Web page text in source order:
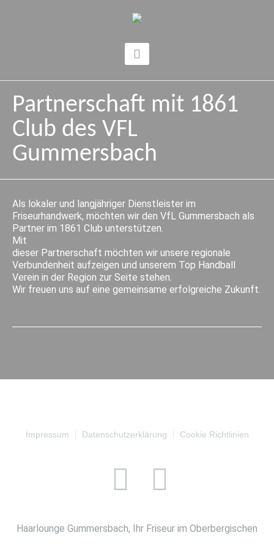
Partnerschaft mit 1861
Club des VFL
Gummersbach
Als lokaler und langjähriger Dienstleister im
Friseurhandwerk, möchten wir den VfL Gummersbach als
Partner im 1861 Club unterstützen.
Mit
dieser Partnerschaft möchten wir unsere regionale
Verbundenheit aufzeigen und unserem Top Handball
Verein in der Region zur Seite stehen.
Wir freuen uns auf eine gemeinsame erfolgreiche Zukunft.
Impressum Datenschutzerklärung Cookie Richtlinien
Haarlounge Gummersbach, Ihr Friseur im Oberbergischen